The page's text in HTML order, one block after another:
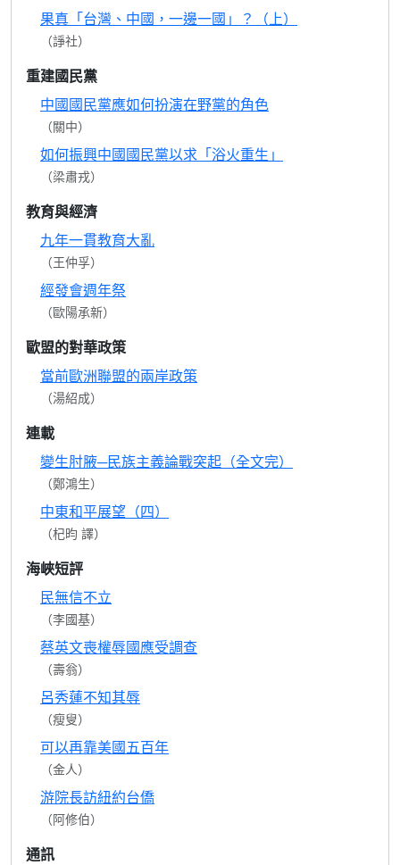
果真「台灣、中國，一邊一國」？（上）
（諍社）
重建國民黨
中國國民黨應如何扮演在野黨的角色
（關中）
如何振興中國國民黨以求「浴火重生」
（梁肅戎）
教育與經濟
九年一貫教育大亂
（王仲孚）
經發會週年祭
（歐陽承新）
歐盟的對華政策
當前歐洲聯盟的兩岸政策
（湯紹成）
連載
變生肘腋─民族主義論戰突起（全文完）
（鄭鴻生）
中東和平展望（四）
（杞昀 譯）
海峽短評
民無信不立
（李國基）
蔡英文喪權辱國應受調查
（壽翁）
呂秀蓮不知其辱
（瘦叟）
可以再靠美國五百年
（金人）
游院長訪紐約台僑
（阿修伯）
通訊